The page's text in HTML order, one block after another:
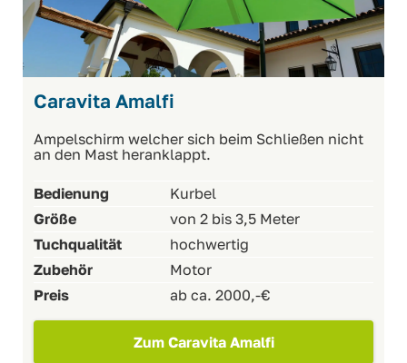
Caravita Amalfi
Ampelschirm welcher sich beim Schließen nicht
an den Mast heranklappt.
Bedienung
Kurbel
Größe
von 2 bis 3,5 Meter
Tuchqualität
hochwertig
Zubehör
Motor
Preis
ab ca. 2000,-€
Zum Caravita Amalfi